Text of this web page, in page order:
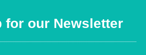
for our Newsletter